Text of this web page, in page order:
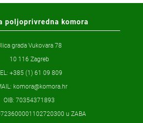
poljoprivredna komora
grada Vukovara 78
10 116 Zagreb
+385 (1) 61 09 809
komora@komora.hr
OIB: 70354371893
u ZABA